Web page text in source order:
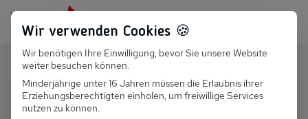
Persönlich für dich da: +49 251 899 050
Suchfeld
Suchen
D 066.004B - Windjammer 1, Whg.
Wir verwenden Cookies 🍪
Wir benötigen Ihre Einwilligung, bevor Sie unsere Website
weiter besuchen können.
Minderjährige unter 16 Jahren müssen die Erlaubnis ihrer
Erziehungsberechtigten einholen, um freiwillige Services
nutzen zu können.